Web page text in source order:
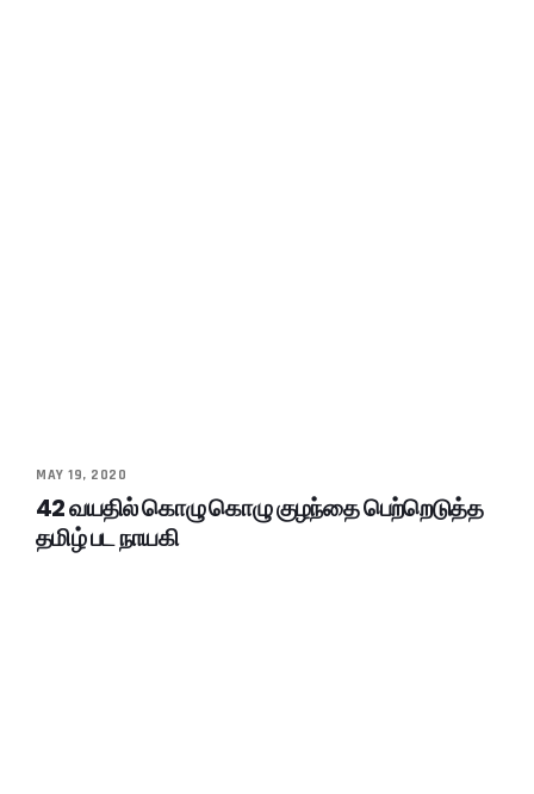
MAY 19, 2020
42 வயதில் கொழு கொழு குழந்தை பெற்றெடுத்த
தமிழ் பட நாயகி